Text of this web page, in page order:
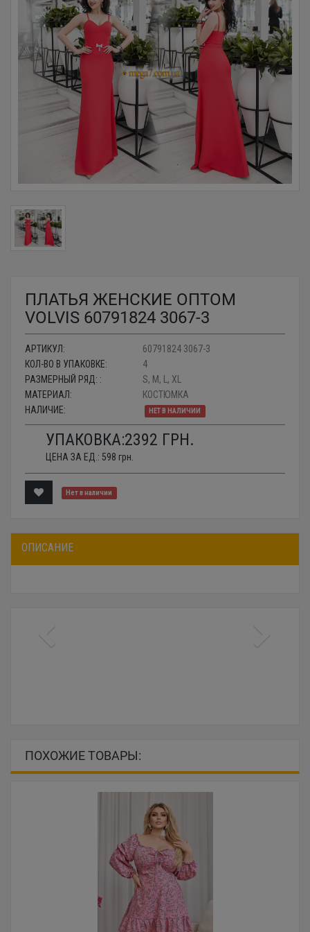
ПЛАТЬЯ ЖЕНСКИЕ ОПТОМ
VOLVIS 60791824 3067-3
АРТИКУЛ:
60791824 3067-3
КОЛ-ВО В УПАКОВКЕ:
4
РАЗМЕРНЫЙ РЯД: :
S, M, L, XL
МАТЕРИАЛ:
КОСТЮМКА
НАЛИЧИЕ:
НЕТ В НАЛИЧИИ
УПАКОВКА:2392 ГРН.
ЦЕНА ЗА ЕД.: 598 грн.
Нет в наличии
ОПИСАНИЕ
ПОХОЖИЕ ТОВАРЫ: